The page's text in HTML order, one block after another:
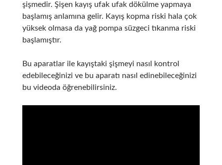
şişmedir. Şişen kayış ufak ufak dökülme yapmaya
başlamış anlamına gelir. Kayış kopma riski hala çok
yüksek olmasa da yağ pompa süzgeci tıkanma riski
başlamıştır.
Bu aparatlar ile kayıştaki şişmeyi nasıl kontrol
edebileceğinizi ve bu aparatı nasıl edinebileceğinizi
bu videoda öğrenebilirsiniz.